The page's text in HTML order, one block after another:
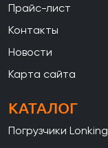
Прайс-лист
Контакты
Новости
Карта сайта
КАТАЛОГ
Погрузчики Lonking